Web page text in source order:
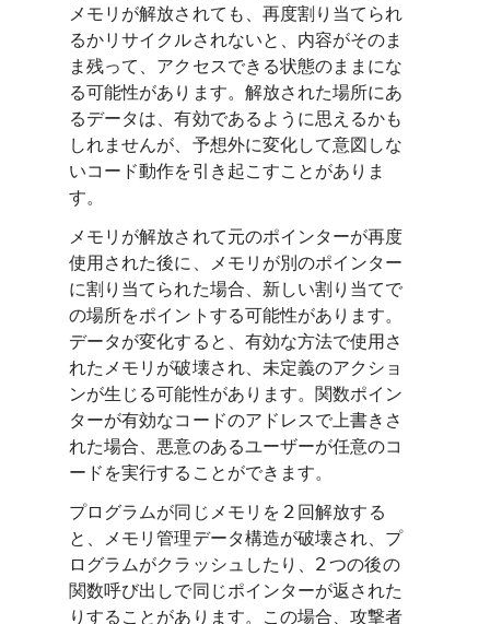
メモリが解放されても、再度割り当てられ
るかリサイクルされないと、内容がそのま
ま残って、アクセスできる状態のままにな
る可能性があります。解放された場所にあ
るデータは、有効であるように思えるかも
しれませんが、予想外に変化して意図しな
いコード動作を引き起こすことがありま
す。
メモリが解放されて元のポインターが再度
使用された後に、メモリが別のポインター
に割り当てられた場合、新しい割り当てで
の場所をポイントする可能性があります。
データが変化すると、有効な方法で使用さ
れたメモリが破壊され、未定義のアクショ
ンが生じる可能性があります。関数ポイン
ターが有効なコードのアドレスで上書きさ
れた場合、悪意のあるユーザーが任意のコ
ードを実行することができます。
プログラムが同じメモリを 2 回解放する
と、メモリ管理データ構造が破壊され、プ
ログラムがクラッシュしたり、2 つの後の
関数呼び出しで同じポインターが返された
りすることがあります。この場合、攻撃者